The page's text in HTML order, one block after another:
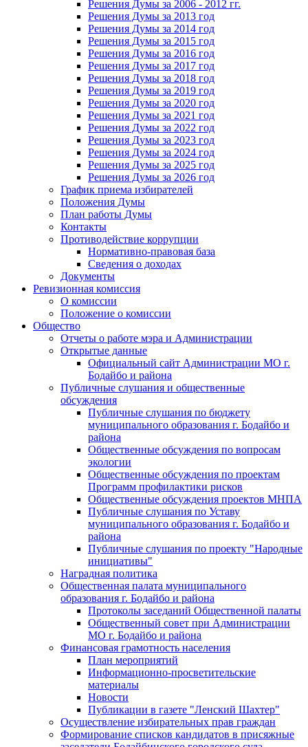
Решения Думы за 2006 - 2012 гг.
Решения Думы за 2013 год
Решения Думы за 2014 год
Решения Думы за 2015 год
Решения Думы за 2016 год
Решения Думы за 2017 год
Решения Думы за 2018 год
Решения Думы за 2019 год
Решения Думы за 2020 год
Решения Думы за 2021 год
Решения Думы за 2022 год
Решения Думы за 2023 год
Решения Думы за 2024 год
Решения Думы за 2025 год
Решения Думы за 2026 год
График приема избирателей
Положения Думы
План работы Думы
Контакты
Противодействие коррупции
Нормативно-правовая база
Сведения о доходах
Документы
Ревизионная комиссия
О комиссии
Положение о комиссии
Общество
Отчеты о работе мэра и Администрации
Открытые данные
Официальный сайт Администрации МО г.
Бодайбо и района
Публичные слушания и общественные
обсуждения
Публичные слушания по бюджету
муниципального образования г. Бодайбо и
района
Общественные обсуждения по вопросам
экологии
Общественные обсуждения по проектам
Программ профилактики рисков
Общественные обсуждения проектов МНПА
Публичные слушания по Уставу
муниципального образования г. Бодайбо и
района
Публичные слушания по проекту "Народные
инициативы"
Наградная политика
Общественная палата муниципального
образования г. Бодайбо и района
Протоколы заседаний Общественной палаты
Общественный совет при Администрации
МО г. Бодайбо и района
Финансовая грамотность населения
План мероприятий
Информационно-просветительские
материалы
Новости
Публикации в газете "Ленский Шахтер"
Осуществление избирательных прав граждан
Формирование списков кандидатов в присяжные